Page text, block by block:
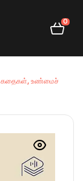
0
கதைகள், உண்மைச்